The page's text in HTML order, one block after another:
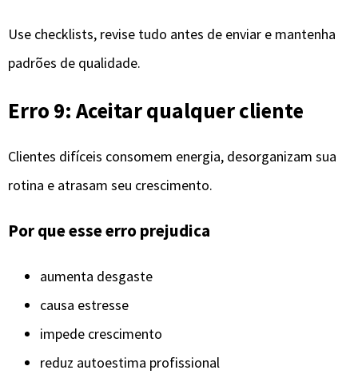
Use checklists, revise tudo antes de enviar e mantenha
padrões de qualidade.
Erro 9: Aceitar qualquer cliente
Clientes difíceis consomem energia, desorganizam sua
rotina e atrasam seu crescimento.
Por que esse erro prejudica
aumenta desgaste
causa estresse
impede crescimento
reduz autoestima profissional